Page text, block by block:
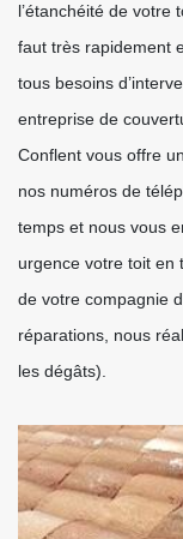
l’étanchéité de votre
faut très rapidement
tous besoins
entreprise de
Conflent vous offre
nos numéros de
temps et nous vous
urgence votre toit en
de votre compagnie
réparations, nous
les dégâts).